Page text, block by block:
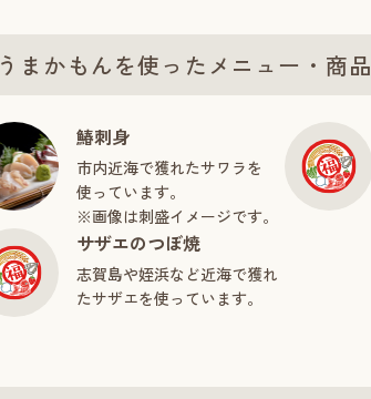
うまかもんを使ったメニュー・商品
鰆刺身
市内近海で獲れたサワラを
使っています。
※画像は刺盛イメージです。
サザエのつぼ焼
志賀島や姪浜など近海で獲れ
たサザエを使っています。